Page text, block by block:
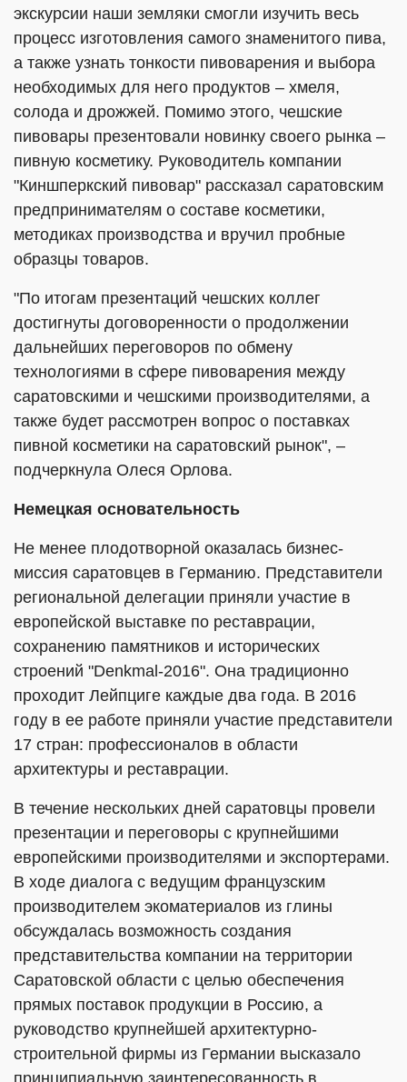
экскурсии наши земляки смогли изучить весь
процесс изготовления самого знаменитого пива,
а также узнать тонкости пивоварения и выбора
необходимых для него продуктов – хмеля,
солода и дрожжей. Помимо этого, чешские
пивовары презентовали новинку своего рынка –
пивную косметику. Руководитель компании
"Киншперкский пивовар" рассказал саратовским
предпринимателям о составе косметики,
методиках производства и вручил пробные
образцы товаров.
"По итогам презентаций чешских коллег
достигнуты договоренности о продолжении
дальнейших переговоров по обмену
технологиями в сфере пивоварения между
саратовскими и чешскими производителями, а
также будет рассмотрен вопрос о поставках
пивной косметики на саратовский рынок", –
подчеркнула Олеся Орлова.
Немецкая основательность
Не менее плодотворной оказалась бизнес-
миссия саратовцев в Германию. Представители
региональной делегации приняли участие в
европейской выставке по реставрации,
сохранению памятников и исторических
строений "Denkmal-2016". Она традиционно
проходит Лейпциге каждые два года. В 2016
году в ее работе приняли участие представители
17 стран: профессионалов в области
архитектуры и реставрации.
В течение нескольких дней саратовцы провели
презентации и переговоры с крупнейшими
европейскими производителями и экспортерами.
В ходе диалога с ведущим французским
производителем экоматериалов из глины
обсуждалась возможность создания
представительства компании на территории
Саратовской области с целью обеспечения
прямых поставок продукции в Россию, а
руководство крупнейшей архитектурно-
строительной фирмы из Германии высказало
принципиальную заинтересованность в